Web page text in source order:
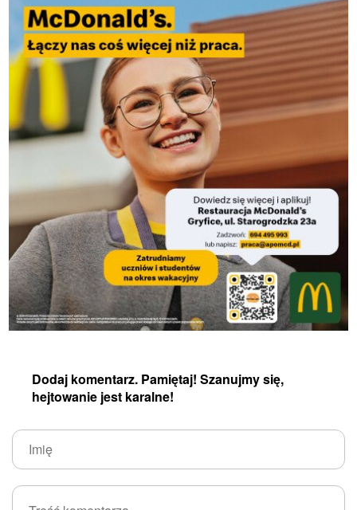
Dodaj komentarz. Pamiętaj! Szanujmy się,
hejtowanie jest karalne!